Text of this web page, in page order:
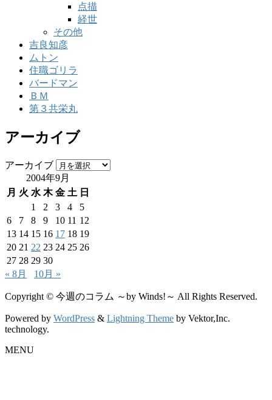
点描
経世
その他
吉良知彦
ムトン
住職ゴリラ
バードマン
ＢＭ
第３共栄丸
アーカイブ
アーカイブ
2004年9月
月 火 水 木 金 土 日
1
2 3 4
5
6
7 8 9 10 11 12
13 14 15 16 17 18 19
20 21 22 23 24 25 26
27 28 29 30
« 8月
10月 »
Copyright © 今週のコラム ～by Winds!～ All Rights Reserved.
Powered by WordPress & Lightning Theme by Vektor,Inc.
technology.
MENU